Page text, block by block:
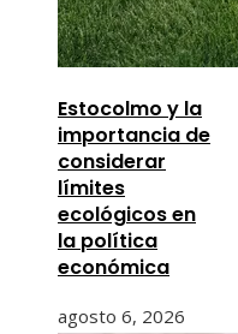
Estocolmo y la
importancia de
considerar
límites
ecológicos en
la política
económica
agosto 6, 2026